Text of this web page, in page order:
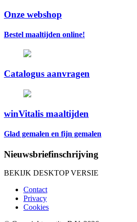
Onze webshop
Bestel maaltijden online!
Catalogus aanvragen
winVitalis maaltijden
Glad gemalen en fijn gemalen
Nieuwsbriefinschrijving
BEKIJK DESKTOP VERSIE
Contact
Privacy
Cookies